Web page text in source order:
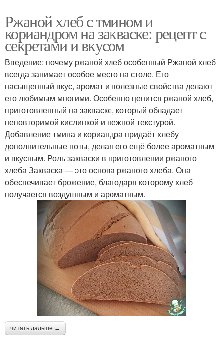
Ржаной хлеб с тмином и
кориандром на закваске: рецепт с
секретами и вкусом
Введение: почему ржаной хлеб особенный Ржаной хлеб
всегда занимает особое место на столе. Его
насыщенный вкус, аромат и полезные свойства делают
его любимым многими. Особенно ценится ржаной хлеб,
приготовленный на закваске, который обладает
неповторимой кислинкой и нежной текстурой.
Добавление тмина и кориандра придаёт хлебу
дополнительные ноты, делая его ещё более ароматным
и вкусным. Роль закваски в приготовлении ржаного
хлеба Закваска — это основа ржаного хлеба. Она
обеспечивает брожение, благодаря которому хлеб
получается воздушным и ароматным.
читать дальше →